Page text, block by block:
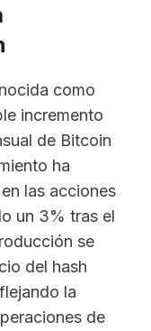
como
incremento
de Bitcoin
ha
las acciones
un 3% tras el
se
del hash
la
de